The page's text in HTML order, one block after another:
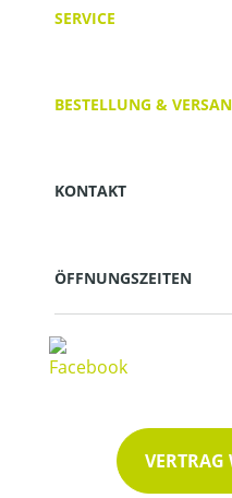
SERVICE
BESTELLUNG &
KONTAKT
ÖFFNUNGSZEITEN
VERTRAG